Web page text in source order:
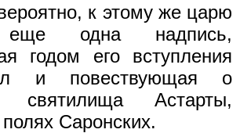
к этому же царю
еще одна надпись,
годом его вступления
и повествующая о
святилища Астарты,
Саронских.